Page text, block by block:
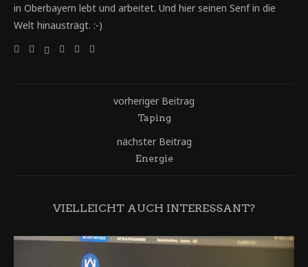
in Oberbayern lebt und arbeitet. Und hier seinen Senf in die
Welt hinausträgt. :-)
vorheriger Beitrag
Taping
nächster Beitrag
Energie
VIELLEICHT AUCH INTERESSANT?